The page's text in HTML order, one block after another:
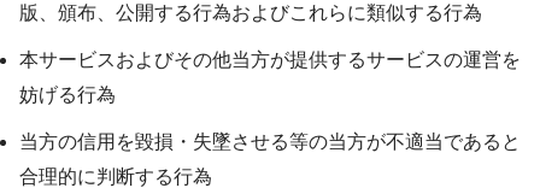
版、頒布、公開する行為およびこれらに類似する行為
本サービスおよびその他当方が提供するサービスの運営を
妨げる行為
当方の信用を毀損・失墜させる等の当方が不適当であると
合理的に判断する行為